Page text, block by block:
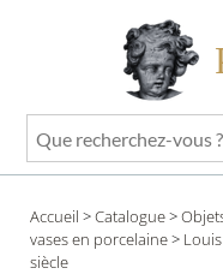
Que
recherchez-
?
Accueil >Catalogue>
vases en porcelaine>
siècle